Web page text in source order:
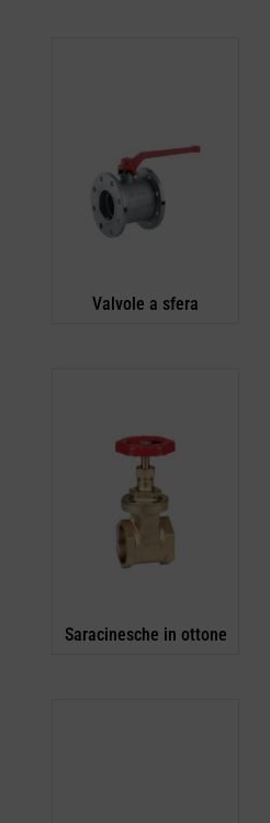
Valvole a sfera
Saracinesche in ottone